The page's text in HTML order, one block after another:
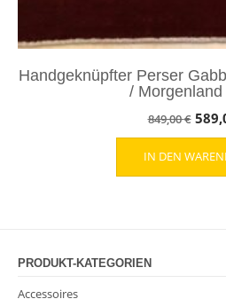
Handgeknüpfter Perser
/ Morgenland
849,00€
Preis
war:
IN DEN
PRODUKT-KATEGORIEN
Accessoires